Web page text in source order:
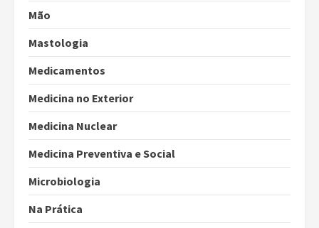
Mão
Mastologia
Medicamentos
Medicina no Exterior
Medicina Nuclear
Medicina Preventiva e Social
Microbiologia
Na Prática